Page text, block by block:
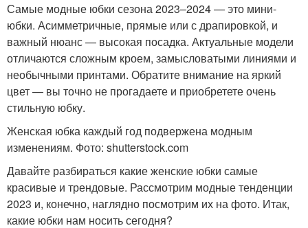
Самые модные юбки сезона 2023–2024 — это мини-
юбки. Асимметричные, прямые или с драпировкой, и
важный нюанс — высокая посадка. Актуальные модели
отличаются сложным кроем, замысловатыми линиями и
необычными принтами. Обратите внимание на яркий
цвет — вы точно не прогадаете и приобретете очень
стильную юбку.
Женская юбка каждый год подвержена модным
изменениям. Фото: shutterstock.com
Давайте разбираться какие женские юбки самые
красивые и трендовые. Рассмотрим модные тенденции
2023 и, конечно, наглядно посмотрим их на фото. Итак,
какие юбки нам носить сегодня?